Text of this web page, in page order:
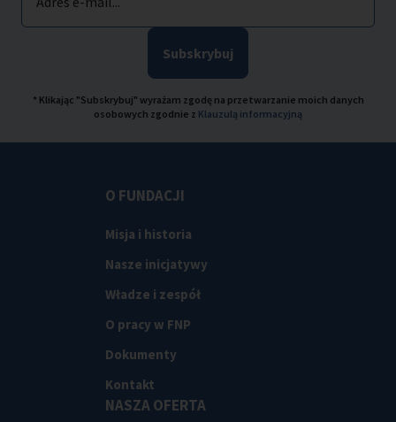
Subskrybuj
* Klikając "Subskrybuj" wyrażam zgodę na przetwarzanie moich danych
osobowych zgodnie z Klauzulą informacyjną
O FUNDACJI
Misja i historia
Nasze inicjatywy
Władze i zespół
O pracy w FNP
Dokumenty
Kontakt
NASZA OFERTA